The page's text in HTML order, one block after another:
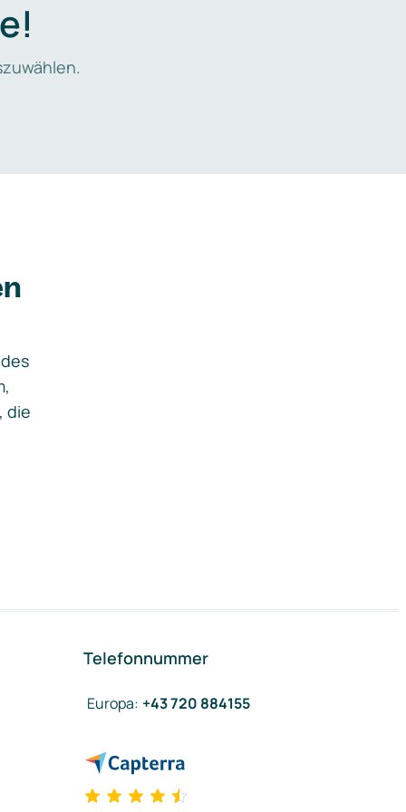
die
Telefonnummer
Europa: +43 720 884155